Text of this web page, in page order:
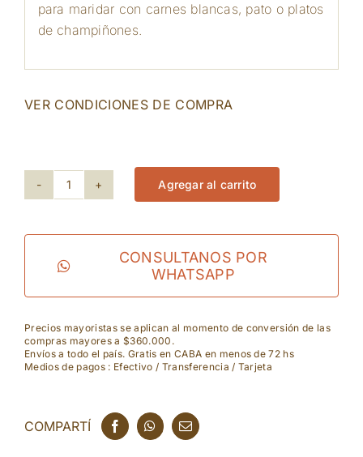
para maridar con carnes blancas, pato o platos
de champiñones.
VER CONDICIONES DE COMPRA
Yarden
Pinot
Agregar al carrito
CONSULTANOS POR
WHATSAPP
Precios mayoristas se aplican al momento de conversión de las
compras mayores a $360.000.
Envíos a todo el país. Gratis en CABA en menos de 72 hs
Medios de pagos : Efectivo / Transferencia / Tarjeta
COMPARTÍ